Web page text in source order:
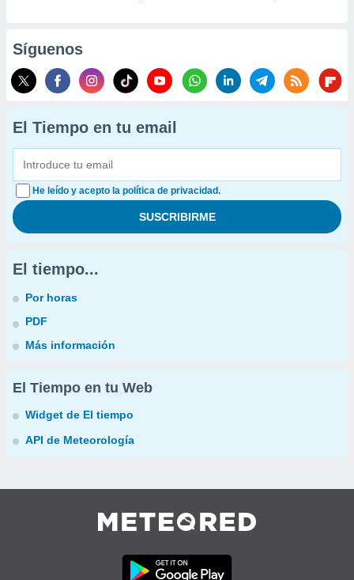
Síguenos
El Tiempo en tu email
He leído y acepto la política de privacidad.
El tiempo...
Por horas
PDF
Más información
El Tiempo en tu Web
Widget de El tiempo
API de Meteorología